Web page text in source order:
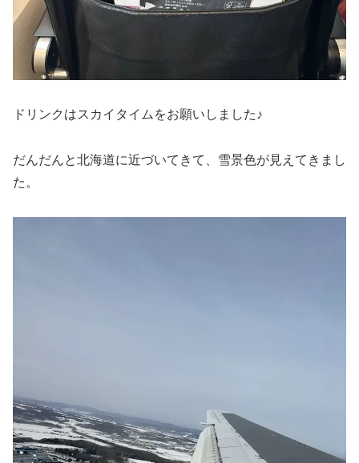
ドリンクはスカイタイムをお願いしました♪
だんだんと北海道に近づいてきて、雪景色が見えてきまし
た。